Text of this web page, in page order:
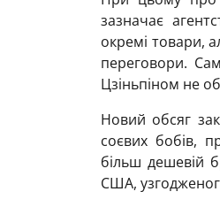
зазначає
окремі товари,
переговори.
Цзіньпіном не
Новий обсяг
соєвих бобів,
більш дешевій
США,